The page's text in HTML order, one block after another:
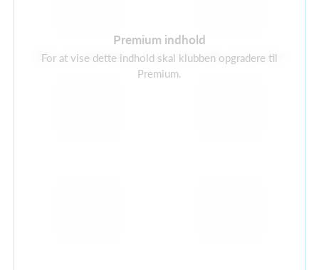
Premium indhold
For at vise dette indhold skal klubben opgradere til
Premium.
Der er i øjeblikket ingen aktuelle sponsorer